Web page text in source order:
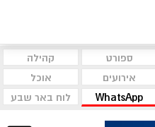
ספורט
קהילה
אירועים
אוכל
WhatsApp לוח באר שבע